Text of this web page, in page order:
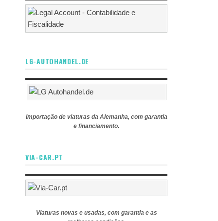
LG-AUTOHANDEL.DE
Importação de viaturas da Alemanha, com garantia
e financiamento.
VIA-CAR.PT
Viaturas novas e usadas, com garantia e as